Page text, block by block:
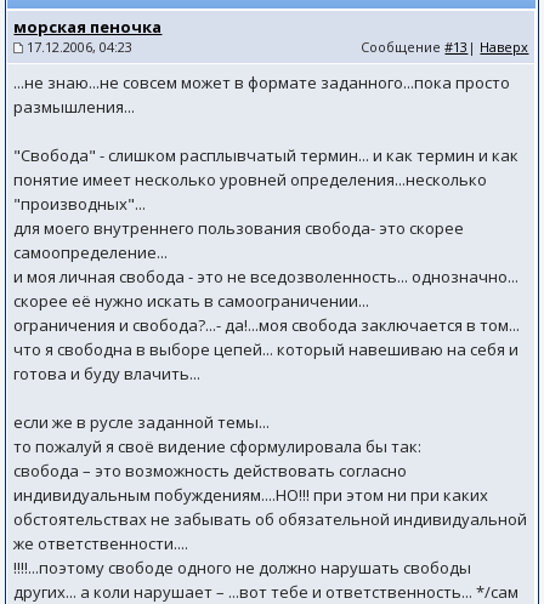
морская пеночка
17.12.2006, 04:23 Сообщение#13 | Наверх
...не знаю...не совсем может в формате заданного...пока просто
размышления...
"Свобода" - слишком расплывчатый термин... и как термин и как
понятие имеет несколько уровней определения...несколько
"производных"...
для моего внутреннего пользования свобода- это скорее
самоопределение...
и моя личная свобода - это не вседозволенность... однозначно...
скорее её нужно искать в самоограничении...
ограничения и свобода?...- да!...моя свобода заключается в том...
что я свободна в выборе цепей... который навешиваю на себя и
готова и буду влачить...
если же в русле заданной темы...
то пожалуй я своё видение сформулировала бы так:
свобода – это возможность действовать согласно
индивидуальным побуждениям....НО!!! при этом ни при каких
обстоятельствах не забывать об обязательной индивидуальной
же ответственности....
!!!!...поэтому свободе одного не должно нарушать свободы
других... а коли нарушает – ...вот тебе и ответственность... */сам